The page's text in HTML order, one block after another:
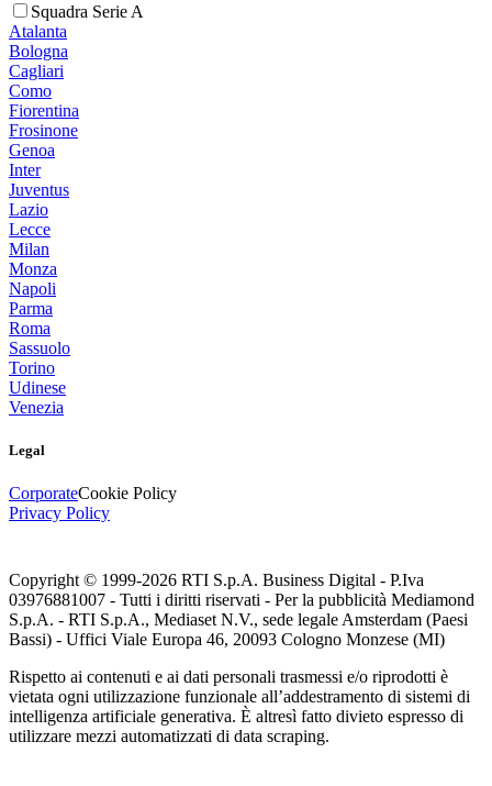
Squadra Serie A
Atalanta
Bologna
Cagliari
Como
Fiorentina
Frosinone
Genoa
Inter
Juventus
Lazio
Lecce
Milan
Monza
Napoli
Parma
Roma
Sassuolo
Torino
Udinese
Venezia
Legal
CorporateCookie Policy
Privacy Policy
Copyright © 1999-2026 RTI S.p.A. Business Digital - P.Iva
03976881007 - Tutti i diritti riservati - Per la pubblicità Mediamond
S.p.A. - RTI S.p.A., Mediaset N.V., sede legale Amsterdam (Paesi
Bassi) - Uffici Viale Europa 46, 20093 Cologno Monzese (MI)
Rispetto ai contenuti e ai dati personali trasmessi e/o riprodotti è
vietata ogni utilizzazione funzionale all’addestramento di sistemi di
intelligenza artificiale generativa. È altresì fatto divieto espresso di
utilizzare mezzi automatizzati di data scraping.